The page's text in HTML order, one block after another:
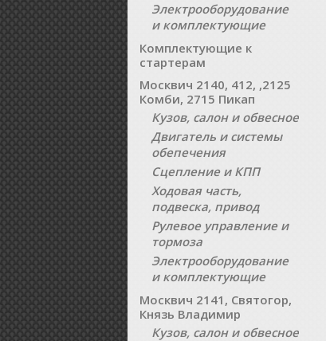
Электрооборудование
и комплектующие
Комплектующие к
стартерам
Москвич 2140, 412, ,2125
Комби, 2715 Пикап
Кузов, салон и обвесное
Двигатель и системы
обепечения
Сцепление и КПП
Ходовая часть,
подвеска, привод
Рулевое управление и
тормоза
Электрооборудование
и комплектующие
Москвич 2141, Святогор,
Князь Владимир
Кузов, салон и обвесное